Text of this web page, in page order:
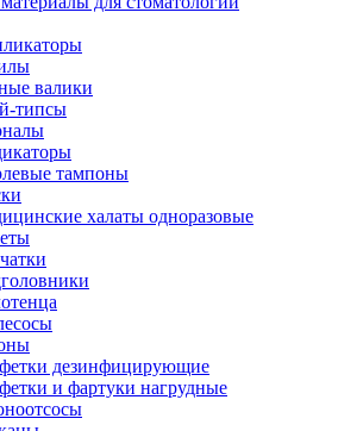
валики
типсы
тампоны
халаты одноразовые
дезинфицирующие
и фартуки нагрудные